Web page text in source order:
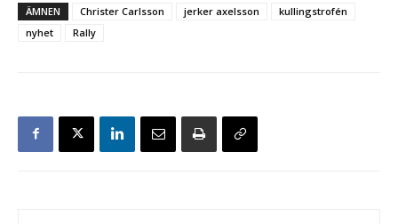
ÄMNEN Christer Carlsson jerker axelsson
kullingstrofén
nyhet
Rally